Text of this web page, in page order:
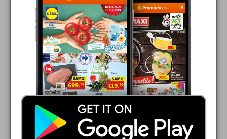
05.08.-18.08.2026
129,99 din
Sok Bravo Sunny Rauch 1,5l
Gomex
05.08.-18.08.2026
139,99 din
Sok Happy Day Family višnja
1l Rauch